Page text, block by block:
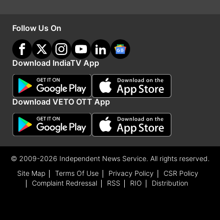
किया गया है।
Advertisement
Follow Us On
Download IndiaTV App
Download VETO OTT App
© 2009-2026 Independent News Service. All rights reserved.
Site Map
Terms Of Use Privacy Policy
CSR Policy
Complaint Redressal
RSS RIO Distribution